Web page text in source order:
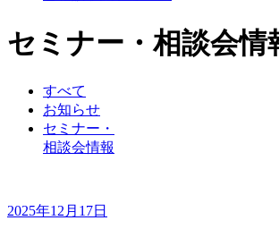
セミナー・相談会情
すべて
お知らせ
セミナー・
相談会情報
2025年12月17日